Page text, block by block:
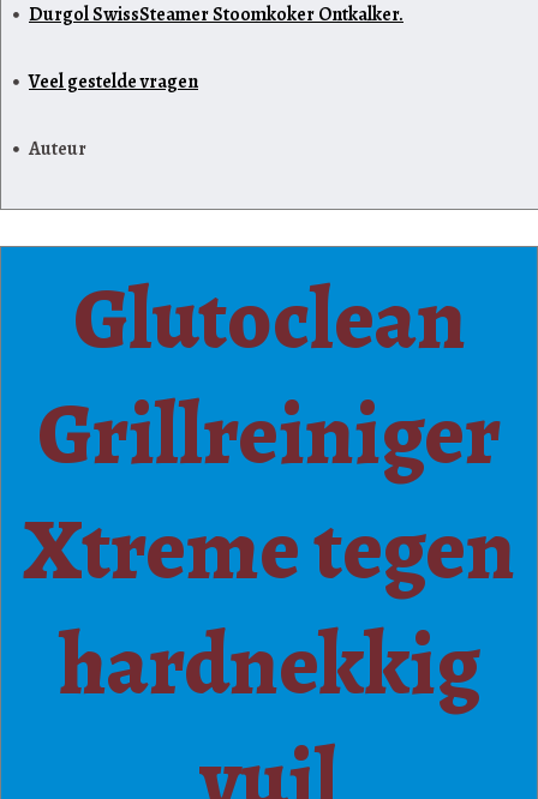
Durgol SwissSteamer Stoomkoker Ontkalker.
Veel gestelde vragen
Auteur
Glutoclean
Grillreiniger
Xtreme tegen
hardnekkig